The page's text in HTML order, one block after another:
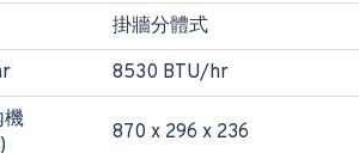
掛牆分體式
8530 BTU/hr
機
870 x 296 x 236